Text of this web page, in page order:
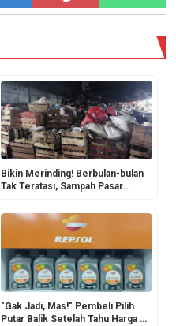
Bikin Merinding! Berbulan-bulan
Tak Teratasi, Sampah Pasar
Lautan Belatung
"Gak Jadi, Mas!" Pembeli Pilih
Putar Balik Setelah Tahu Harga Oli